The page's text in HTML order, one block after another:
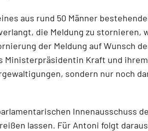
aus rund 50 Männer
die Meldung zu stornieren,
der Meldung auf Wunsch
Ministerpräsidentin Kraft und ihrem
sondern nur noch
Innenausschuss
lassen. Für Antoni folgt